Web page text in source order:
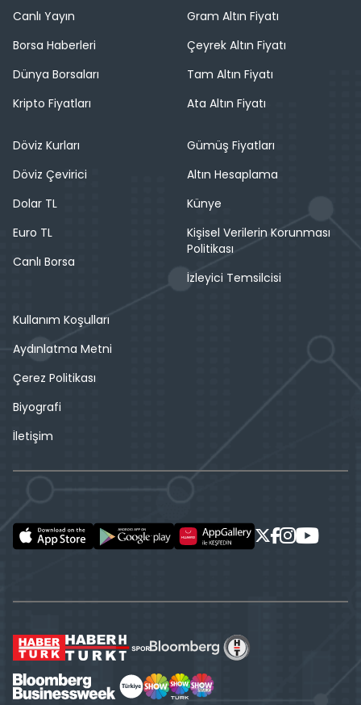
Canlı Yayın
Borsa Haberleri
Dünya Borsaları
Kripto Fiyatları
Gram Altın Fiyatı
Çeyrek Altın Fiyatı
Tam Altın Fiyatı
Ata Altın Fiyatı
Döviz Kurları
Döviz Çevirici
Dolar TL
Euro TL
Canlı Borsa
Gümüş Fiyatları
Altın Hesaplama
Künye
Kişisel Verilerin Korunması
Politikası
İzleyici Temsilcisi
Kullanım Koşulları
Aydınlatma Metni
Çerez Politikası
Biyografi
İletişim